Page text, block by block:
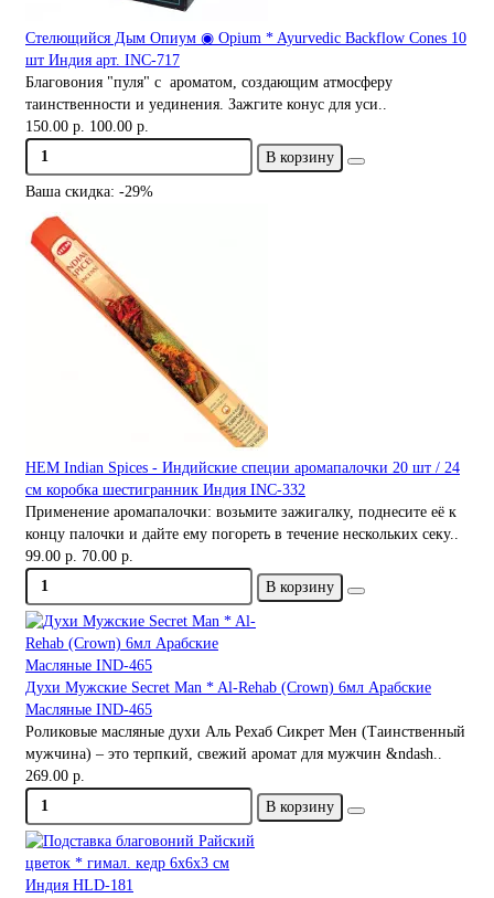
Стелющийся Дым Опиум ◉ Opium * Ayurvedic Backflow Cones 10
шт Индия арт. INC-717
Благовония "пуля" с ароматом, создающим атмосферу
таинственности и уединения. Зажгите конус для уси..
150.00 р. 100.00 р.
В корзину
Ваша скидка: -29%
HEM Indian Spices - Индийские специи аромапалочки 20 шт / 24
см коробка шестигранник Индия INC-332
Применение аромапалочки: возьмите зажигалку, поднесите её к
концу палочки и дайте ему погореть в течение нескольких секу..
99.00 р. 70.00 р.
В корзину
Духи Мужские Secret Man * Al-Rehab (Crown) 6мл Арабские
Масляные IND-465
Роликовые масляные духи Аль Рехаб Сикрет Мен (Таинственный
мужчина) – это терпкий, свежий аромат для мужчин &ndash..
269.00 р.
В корзину